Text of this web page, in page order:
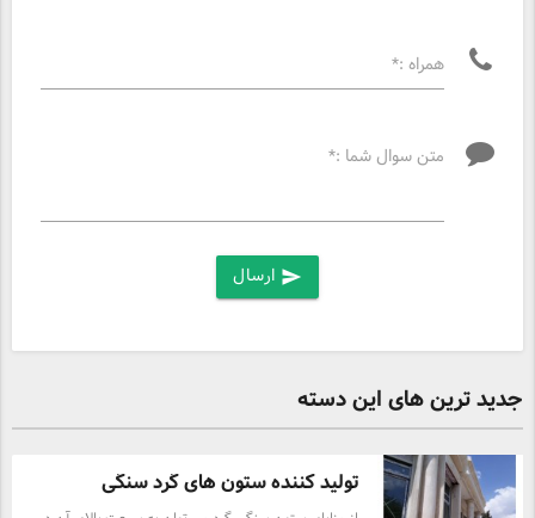
همراه :*
متن سوال شما :*
send
جدید ترین های این دسته
تولید کننده ستون های گرد سنگی